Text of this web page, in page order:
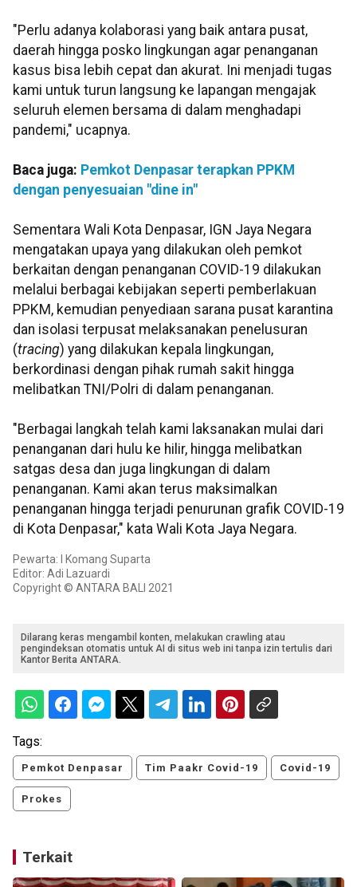
"Perlu adanya kolaborasi yang baik antara pusat,
daerah hingga posko lingkungan agar penanganan
kasus bisa lebih cepat dan akurat. Ini menjadi tugas
kami untuk turun langsung ke lapangan mengajak
seluruh elemen bersama di dalam menghadapi
pandemi," ucapnya.
Baca juga: Pemkot Denpasar terapkan PPKM
dengan penyesuaian "dine in"
Sementara Wali Kota Denpasar, IGN Jaya Negara
mengatakan upaya yang dilakukan oleh pemkot
berkaitan dengan penanganan COVID-19 dilakukan
melalui berbagai kebijakan seperti pemberlakuan
PPKM, kemudian penyediaan sarana pusat karantina
dan isolasi terpusat melaksanakan penelusuran
(tracing) yang dilakukan kepala lingkungan,
berkordinasi dengan pihak rumah sakit hingga
melibatkan TNI/Polri di dalam penanganan.
"Berbagai langkah telah kami laksanakan mulai dari
penanganan dari hulu ke hilir, hingga melibatkan
satgas desa dan juga lingkungan di dalam
penanganan. Kami akan terus maksimalkan
penanganan hingga terjadi penurunan grafik COVID-19
di Kota Denpasar," kata Wali Kota Jaya Negara.
Pewarta: I Komang Suparta
Editor: Adi Lazuardi
Copyright © ANTARA BALI 2021
Dilarang keras mengambil konten, melakukan crawling atau
pengindeksan otomatis untuk AI di situs web ini tanpa izin tertulis dari
Kantor Berita ANTARA.
Tags:
Pemkot Denpasar Tim Paakr Covid-19 Covid-19
Prokes
Terkait